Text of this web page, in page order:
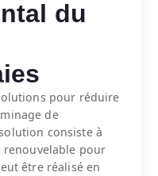
du
pour réduire
de
consiste à
renouvelable pour
être réalisé en